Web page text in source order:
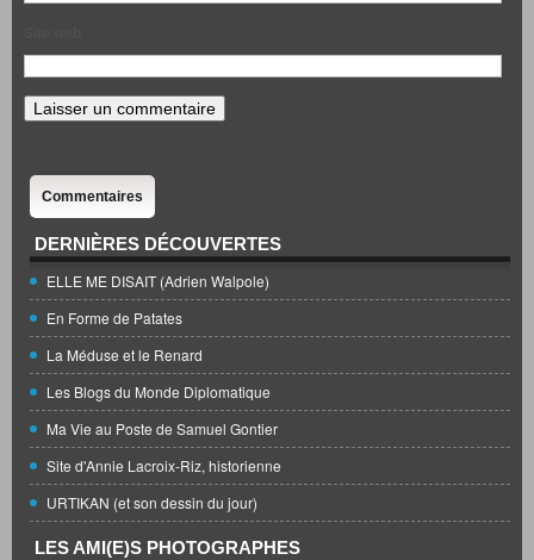
Commentaires
DERNIÈRES DÉCOUVERTES
ELLE ME DISAIT (Adrien Walpole)
En Forme de Patates
La Méduse et le Renard
Les Blogs du Monde Diplomatique
Ma Vie au Poste de Samuel Gontier
Site d'Annie Lacroix-Riz, historienne
URTIKAN (et son dessin du jour)
LES AMI(E)S PHOTOGRAPHES